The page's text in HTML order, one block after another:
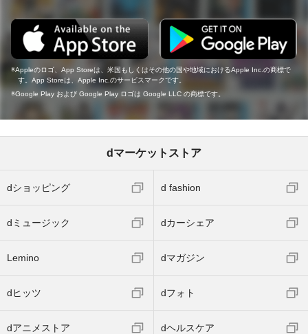
Appleのロゴ、App Storeは、米国もしくはその他の国や地域におけるApple Inc.の商標で
す。App Storeは、Apple Inc.のサービスマークです。
Google Play および Google Play ロゴは Google LLC の商標です。
dマーケットストア
dショッピング d fashion
dミュージック dカーシェア
Lemino dマガジン
dヒッツ dフォト
dアニメストア dヘルスケア